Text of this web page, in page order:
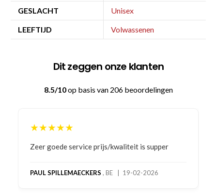
GESLACHT Unisex
LEEFTIJD Volwassenen
Dit zeggen onze klanten
8.5/10op basis van 206 beoordelingen
★★★★★
Bestelling gedaan vanwege goede prijzen en
bestelling al ontvangen met gifts, waardoor je